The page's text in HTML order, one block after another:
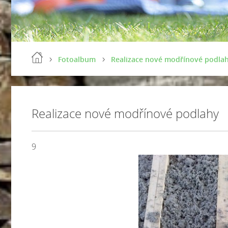
Fotoalbum Realizace nové modřínové
Realizace nové modřínové podlahy
9